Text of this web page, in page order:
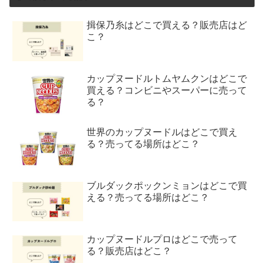
揖保乃糸はどこで買える？販売店はど
こ？
カップヌードルトムヤムクンはどこで
買える？コンビニやスーパーに売って
る？
世界のカップヌードルはどこで買え
る？売ってる場所はどこ？
ブルダックポックンミョンはどこで買
える？売ってる場所はどこ？
カップヌードルプロはどこで売って
る？販売店はどこ？